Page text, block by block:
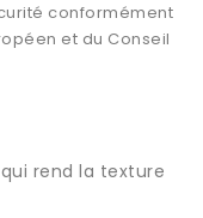
conformément
et du Conseil
rend la texture